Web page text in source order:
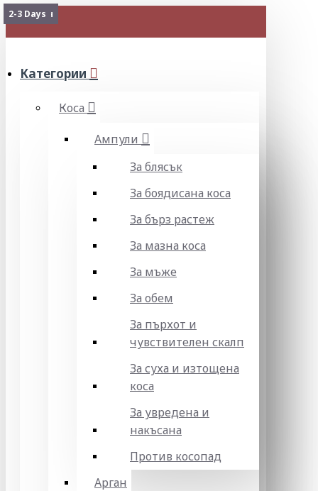
МЕНЮ
Категории
Коса
Ампули
За блясък
За боядисана коса
За бърз растеж
За мазна коса
За мъже
За обем
За пърхот и
чувствителен скалп
За суха и изтощена
коса
За увредена и
накъсана
Против косопад
Арган
Изчерпан
2-3 Days